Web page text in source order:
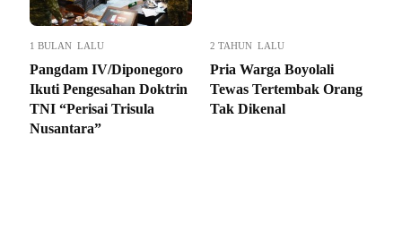
1 BULAN LALU
Pangdam IV/Diponegoro
Ikuti Pengesahan Doktrin
TNI “Perisai Trisula
Nusantara”
2 TAHUN LALU
Pria Warga Boyolali
Tewas Tertembak Orang
Tak Dikenal